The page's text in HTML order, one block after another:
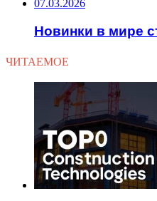
07.03.2026
Новинки в мире
ЧИТАЕМОЕ